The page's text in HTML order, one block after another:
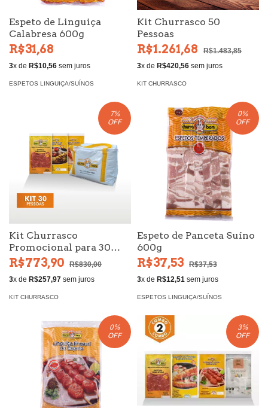
Espeto de Linguiça
Calabresa 600g
R$31,68
3x de R$10,56 sem juros
ESPETOS LINGUIÇA/SUÍNOS
Kit Churrasco 50
Pessoas
R$1.261,68
R$1.483,85
3x de R$420,56 sem juros
KIT CHURRASCO
7%
OFF
Kit Churrasco
Promocional para 30
Pessoas
R$773,90
R$830,00
3x de R$257,97 sem juros
KIT CHURRASCO
0%
OFF
Espeto de Panceta Suíno
600g
R$37,53
R$37,53
3x de R$12,51 sem juros
ESPETOS LINGUIÇA/SUÍNOS
0%
OFF
3%
OFF